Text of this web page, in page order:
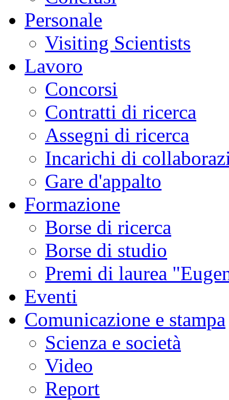
Personale
Visiting Scientists
Lavoro
Concorsi
Contratti di ricerca
Assegni di ricerca
Incarichi di
Gare d'appalto
Formazione
Borse di ricerca
Borse di studio
Premi di laurea
Eventi
Comunicazione e stampa
Scienza e società
Video
Report